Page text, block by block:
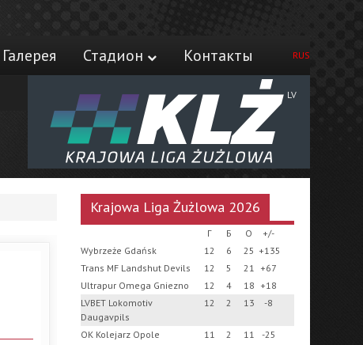
Галерея Стадион Контакты RUS
LV
Krajowa Liga Żużlowa 2026
Г Б О
+/-
Wybrzeże Gdańsk
12 6 25 +135
Trans MF Landshut Devils
12 5 21 +67
Ultrapur Omega Gniezno
12 4 18 +18
LVBET Lokomotiv
Daugavpils
12 2 13 -8
OK Kolejarz Opole 11 2 11
-25